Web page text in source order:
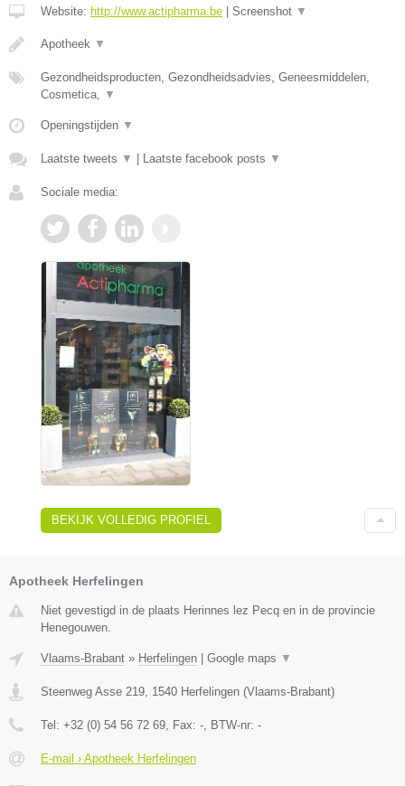
Website: http://www.actipharma.be Screenshot ▼
Apotheek ▼
Gezondheidsproducten, Gezondheidsadvies, Geneesmiddelen,
Cosmetica, ▼
Openingstijden ▼
Laatste tweets ▼ Laatste facebook posts ▼
Sociale media:
BEKIJK VOLLEDIG PROFIEL
Apotheek Herfelingen
Niet gevestigd in de plaats Herinnes lez Pecq en in de provincie
Henegouwen.
Vlaams-Brabant » Herfelingen Google maps ▼
Steenweg Asse 219 1540 Herfelingen (Vlaams-Brabant)
Tel: +32 (0) 54 56 72 69 , Fax: - , BTW-nr: -
E-mail › Apotheek Herfelingen